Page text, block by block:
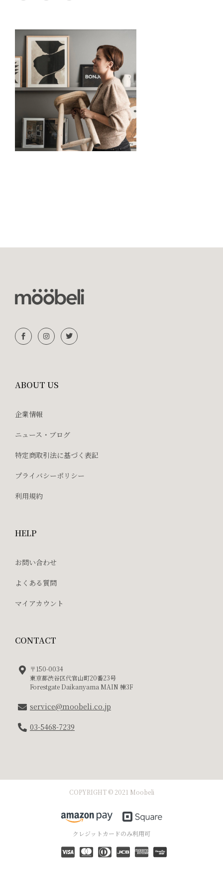
ABOUT US
企業情報
ニュース・ブログ
特定商取引法に基づく表記
プライバシーポリシー
利用規約
HELP
お問い合わせ
よくある質問
マイアカウント
CONTACT
〒150-0034
東京都渋谷区代官山町20番23号
Forestgate Daikanyama MAIN 棟3F
service@moobeli.co.jp
03-5468-7239
COPYRIGHT © 2021 Moobeli
クレジットカードのみ利用可